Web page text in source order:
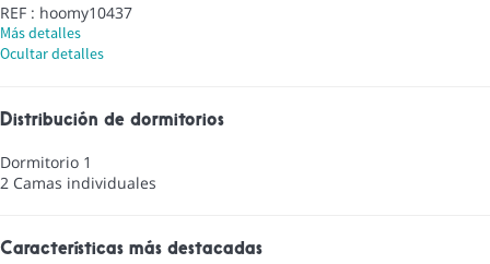
REF : hoomy10437
Más detalles
Ocultar detalles
Distribución de dormitorios
Dormitorio 1
2 Camas individuales
Características más destacadas